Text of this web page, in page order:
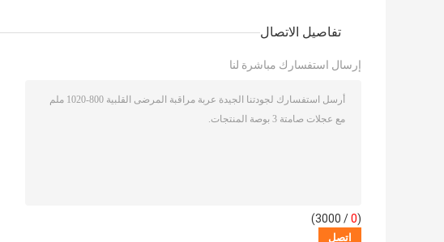
تفاصيل الاتصال
إرسال استفسارك مباشرة لنا
(
0
/ 3000)